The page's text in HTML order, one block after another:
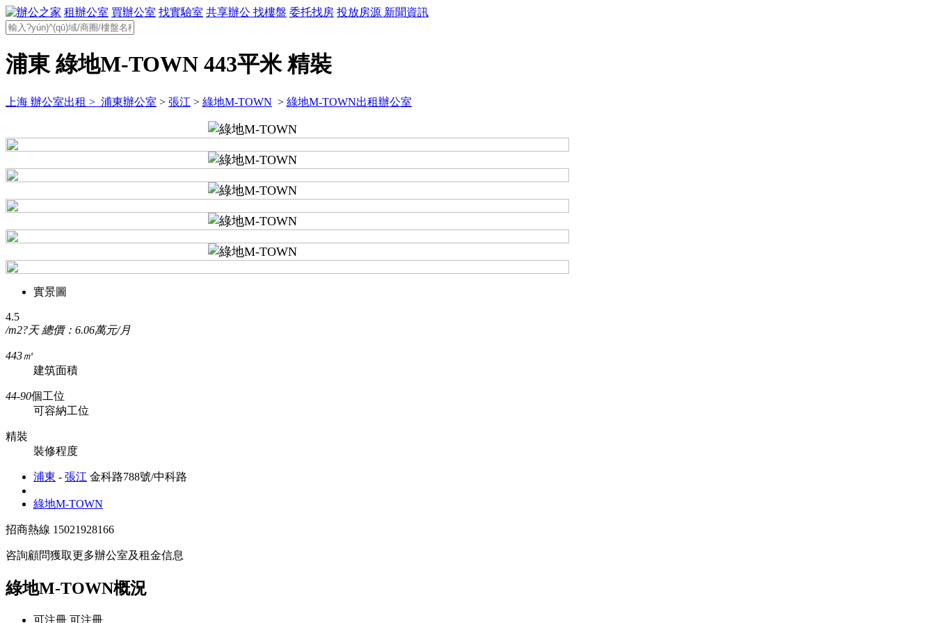
租辦公室 買辦公室 找實驗室 共享辦公 找樓盤 委托找房 投放房源 新聞資訊
浦東 綠地M-TOWN 443平米 精裝
上海 辦公室出租 > 浦東辦公室 > 張江 > 綠地M-TOWN > 綠地M-TOWN出租辦公室
實景圖
4.5
/m2?天 總價：6.06萬元/月
443㎡
建筑面積
44-90個工位
可容納工位
精裝
裝修程度
浦東 - 張江 金科路788號/中科路
綠地M-TOWN
招商熱線 15021928166
咨詢顧問獲取更多辦公室及租金信息
綠地M-TOWN概況
可注冊 可注冊